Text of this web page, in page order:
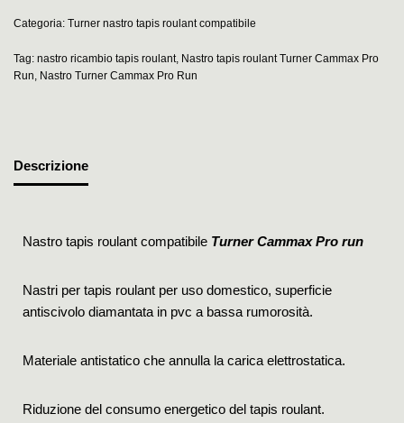
Categoria: Turner nastro tapis roulant compatibile
Tag: nastro ricambio tapis roulant, Nastro tapis roulant Turner Cammax Pro
Run, Nastro Turner Cammax Pro Run
Descrizione
Nastro tapis roulant compatibile Turner Cammax Pro run
Nastri per tapis roulant per uso domestico, superficie
antiscivolo diamantata in pvc a bassa rumorosità.
Materiale antistatico che annulla la carica elettrostatica.
Riduzione del consumo energetico del tapis roulant.